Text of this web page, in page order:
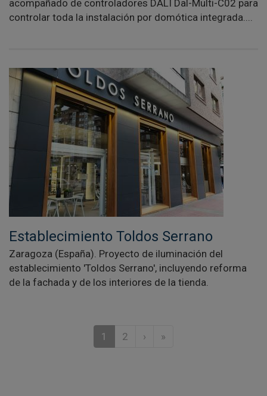
acompañado de controladores DALI Dal-Multi-C02 para
controlar toda la instalación por domótica integrada....
Establecimiento Toldos Serrano
Zaragoza (España). Proyecto de iluminación del
establecimiento 'Toldos Serrano', incluyendo reforma
de la fachada y de los interiores de la tienda.
1 2 › »